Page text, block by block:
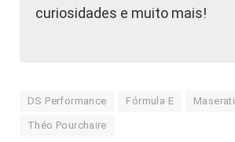
curiosidades e muito mais!
DS Performance Fórmula E Maserati
Théo Pourchaire